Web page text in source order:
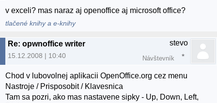
v exceli? mas naraz aj openoffice aj microsoft office?
tlačené knihy a e-knihy
Re: opwnoffice writer
15.12.2008 | 10:40
stevo
Návštevník
Chod v lubovolnej aplikacii OpenOffice.org cez menu
Nastroje / Prisposobit / Klavesnica
Tam sa pozri, ako mas nastavene sipky - Up, Down, Left,